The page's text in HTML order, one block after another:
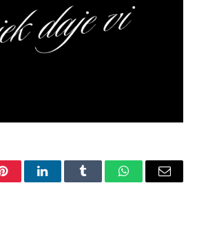
PinterestLinkedInTumblr WhatsAppEmail